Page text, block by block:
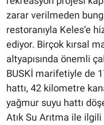
zarar verilmeden
restoranıyla Keles’e
ediyor. Birçok kırsal
altyapısında önemli
BUSKİ marifetiyle de
hattı, 42 kilometre
yağmur suyu hattı
Atık Su Arıtma ile